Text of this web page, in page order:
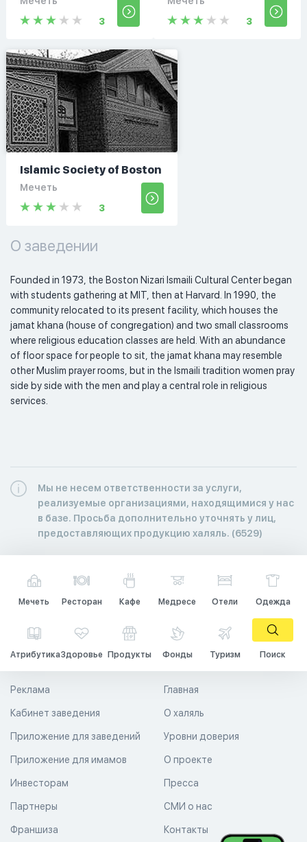
3
3
Islamic Society of Boston
Мечеть
3
О заведении
Founded in 1973, the Boston Nizari Ismaili Cultural Center began
with students gathering at MIT, then at Harvard. In 1990, the
community relocated to its present facility, which houses the
jamat khana (house of congregation) and two small classrooms
where religious education classes are held. With an abundance
of floor space for people to sit, the jamat khana may resemble
other Muslim prayer rooms, but in the Ismaili tradition women pray
side by side with the men and play a central role in religious
services.
Мы не несем ответственности за услуги,
реализуемые организациями, находящимися у нас
в базе. Просьба дополнительно уточнять у лиц,
предоставляющих продукцию халяль. (6529)
Мечеть Ресторан Кафе Медресе Отели Одежда
АтрибутикаЗдоровье Продукты Фонды Туризм Поиск
Главная
О халяль
Уровни доверия
Реклама
Кабинет заведения
Приложение для заведений
Приложение для имамов О проекте
Пресса
СМИ о нас
Контакты
Инвесторам
Партнеры
Франшиза